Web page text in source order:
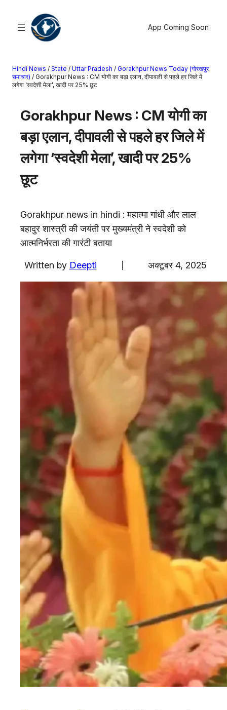
खोजें
खेल
राज्य
आस्था
राष्ट्रीय
व्यापार
करियर
राशिफल
एजुकेशन
App Coming Soon
Hindi News / State / Uttar Pradesh / Gorakhpur News Today (गोरखपुर
समाचार) / Gorakhpur News : CM योगी का बड़ा एलान, दीपावली से पहले हर जिले में
लगेगा ‘स्वदेशी मेला’, खादी पर 25% छूट
Gorakhpur News : CM योगी का
बड़ा एलान, दीपावली से पहले हर जिले में
लगेगा ‘स्वदेशी मेला’, खादी पर 25%
छूट
Gorakhpur news in hindi : महात्मा गांधी और लाल
बहादुर शास्त्री की जयंती पर मुख्यमंत्री ने स्वदेशी को
आत्मनिर्भरता की गारंटी बताया
Written by Deepti अक्टूबर 4, 2025